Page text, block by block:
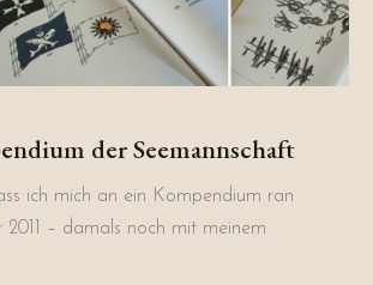
der Seemannschaft
ich mich an ein Kompendium ran
2011 – damals noch mit meinem